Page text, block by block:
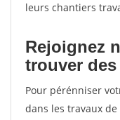
leurs chantiers
Rejoignez
trouver
Pour pérénniser
dans les travaux